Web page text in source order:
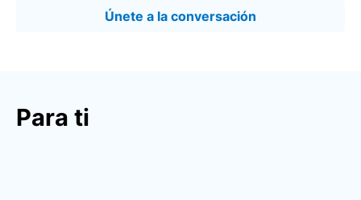
Únete a la conversación
Para ti